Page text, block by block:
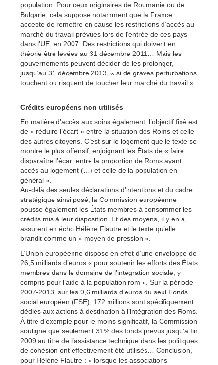
population. Pour ceux originaires de Roumanie ou de
Bulgarie, cela suppose notamment que la France
accepte de remettre en cause les restrictions d’accès au
marché du travail prévues lors de l’entrée de ces pays
dans l’UE, en 2007. Des restrictions qui doivent en
théorie être levées au 31 décembre 2011… Mais les
gouvernements peuvent décider de les prolonger,
jusqu’au 31 décembre 2013, « si de graves perturbations
touchent ou risquent de toucher leur marché du travail » .
Crédits européens non utilisés
En matière d’accès aux soins également, l’objectif fixé est
de « réduire l’écart » entre la situation des Roms et celle
des autres citoyens. C’est sur le logement que le texte se
montre le plus offensif, enjoignant les États de « faire
disparaître l’écart entre la proportion de Roms ayant
accès au logement (…) et celle de la population en
général ».
Au-delà des seules déclarations d’intentions et du cadre
stratégique ainsi posé, la Commission européenne
pousse également les États membres à consommer les
crédits mis à leur disposition. Et des moyens, il y en a,
assurent en écho Hélène Flautre et le texte qu’elle
brandit comme un « moyen de pression ».
L’Union européenne dispose en effet d’une enveloppe de
26,5 milliards d’euros « pour soutenir les efforts des États
membres dans le domaine de l’intégration sociale, y
compris pour l’aide à la population rom ». Sur la période
2007-2013, sur les 9,6 milliards d’euros du seul Fonds
social européen (FSE), 172 millions sont spécifiquement
dédiés aux actions à destination à l’intégration des Roms.
À titre d’exemple pour le moins significatif, la Commission
souligne que seulement 31% des fonds prévus jusqu’à fin
2009 au titre de l’assistance technique dans les politiques
de cohésion ont effectivement été utilisés… Conclusion,
pour Hélène Flautre : « lorsque les associations